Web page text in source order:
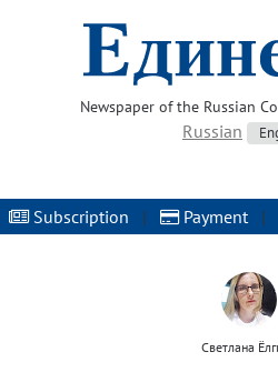
Newspaper of the Russian
Russian
Subscription | Payment |
Светлана